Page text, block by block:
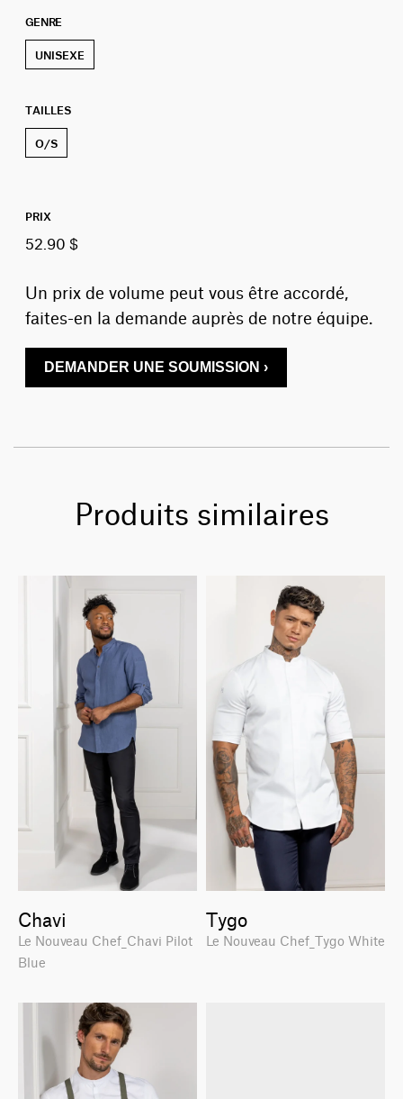
GENRE
UNISEXE
TAILLES
O/S
PRIX
52.90 $
Un prix de volume peut vous être accordé,
faites-en la demande auprès de notre équipe.
DEMANDER UNE SOUMISSION ›
Produits similaires
Chavi
Le Nouveau Chef_Chavi Pilot
Blue
Tygo
Le Nouveau Chef_Tygo White